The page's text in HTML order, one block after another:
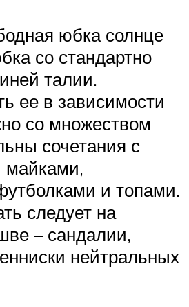
юбка солнце
со стандартно
талии.
ее в зависимости
со множеством
сочетания с
и топами.
следует на
– сандалии,
нейтральных